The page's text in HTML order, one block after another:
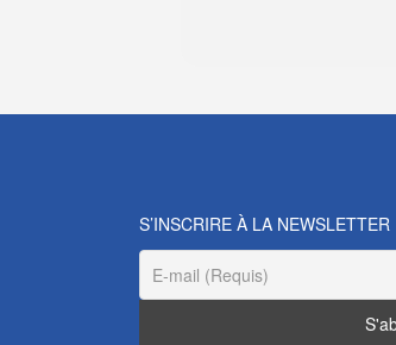
S’INSCRIRE À LA NEWSLETTER